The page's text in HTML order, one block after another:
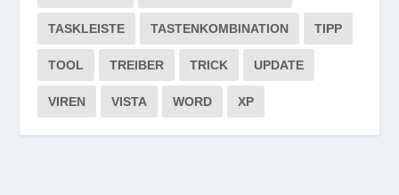
TASKLEISTE TASTENKOMBINATION TIPP
TOOL TREIBER TRICK UPDATE
VIREN VISTA WORD XP